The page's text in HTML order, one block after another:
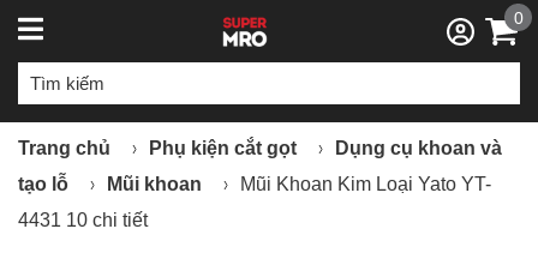
0
Trang chủ Phụ kiện cắt gọt
Dụng cụ khoan và
tạo lỗ
Mũi khoan
Mũi Khoan Kim Loại Yato YT-
4431 10 chi tiết